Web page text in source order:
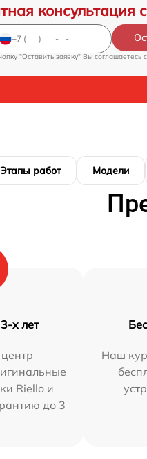
консультация
"Оставить заявку" Вы соглашаетесь c
Этапы работ Модели
х лет
Riello и
до 3
Наш